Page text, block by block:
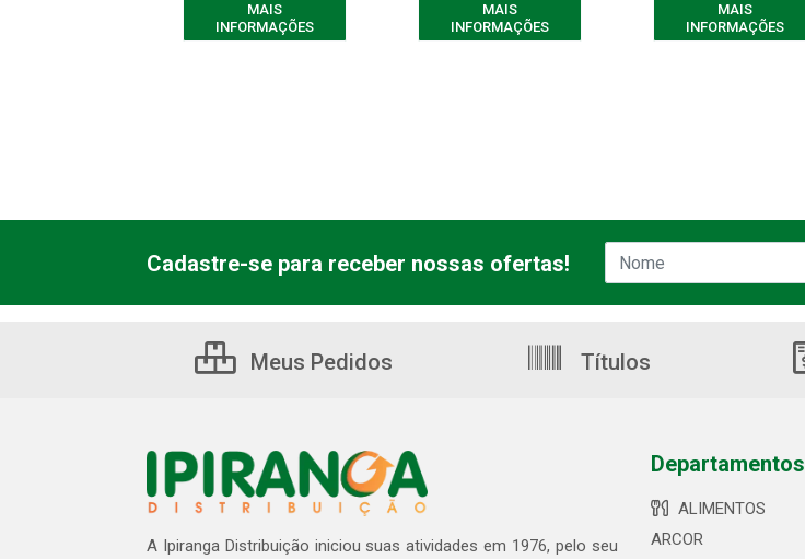
MAIS
INFORMAÇÕES
MAIS
INFORMAÇÕES
MAIS
INFORMAÇÕES
Cadastre-se para receber nossas ofertas!
Meus Pedidos Títulos
A Ipiranga Distribuição iniciou suas atividades em 1976, pelo seu
Departamentos
ALIMENTOS
ARCOR